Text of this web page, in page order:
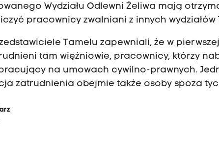
Wydziału Odlewni Żeliwa mają
pracownicy zwalniani z innych wydziałów
Tamelu zapewniali, że w
tam więźniowie, pracownicy, którzy
na umowach cywilno-prawnych.
zatrudnienia obejmie także osoby spoza